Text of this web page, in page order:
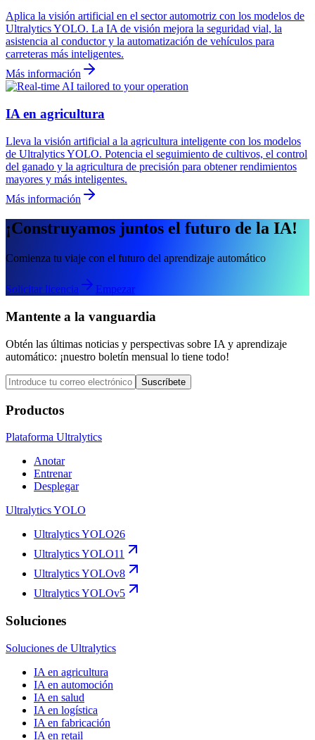
Aplica la visión artificial en el sector automotriz con los modelos de
Ultralytics YOLO. La IA de visión mejora la seguridad vial, la
asistencia al conductor y la automatización de vehículos para
carreteras más inteligentes.
Más información
IA en agricultura
Lleva la visión artificial a la agricultura inteligente con los modelos
de Ultralytics YOLO. Potencia el seguimiento de cultivos, el control
del ganado y la agricultura de precisión para obtener rendimientos
mayores y más inteligentes.
Más información
¡Construyamos juntos el futuro de la IA!
Comienza tu viaje con el futuro del aprendizaje automático
Solicitar licencia Empezar
Mantente a la vanguardia
Obtén las últimas noticias y perspectivas sobre IA y aprendizaje
automático: ¡nuestro boletín mensual lo tiene todo!
Suscríbete
Productos
Plataforma Ultralytics
Anotar
Entrenar
Desplegar
Ultralytics YOLO
Ultralytics YOLO26
Ultralytics YOLO11
Ultralytics YOLOv8
Ultralytics YOLOv5
Soluciones
Soluciones de Ultralytics
IA en agricultura
IA en automoción
IA en salud
IA en logística
IA en fabricación
IA en retail